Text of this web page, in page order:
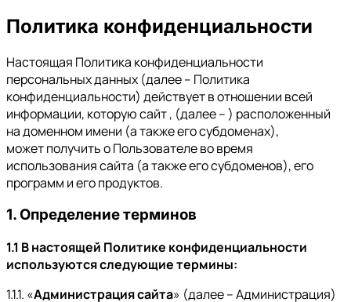
Политика конфиденциальности
Настоящая Политика конфиденциальности
персональных данных (далее – Политика
конфиденциальности) действует в отношении всей
информации, которую сайт , (далее – ) расположенный
на доменном имени (а также его субдоменах),
может получить о Пользователе во время
использования сайта (а также его субдоменов), его
программ и его продуктов.
1. Определение терминов
1.1 В настоящей Политике конфиденциальности
используются следующие термины:
1.1.1. «Администрация сайта» (далее – Администрация)